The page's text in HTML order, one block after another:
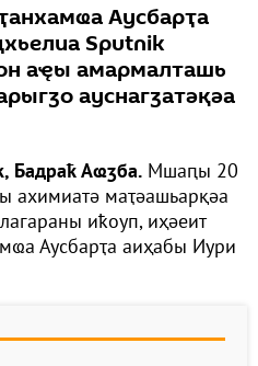
Аусбарҭа
Sputnik
аҿы амармалташь
ауснагӡатәқәа
Бадраҟ Аҩӡба. Мшаԥы 20
ахимиатә маҭәашьарқәа
иҟоуп, иҳәеит
Аусбарҭа аиҳабы Иури